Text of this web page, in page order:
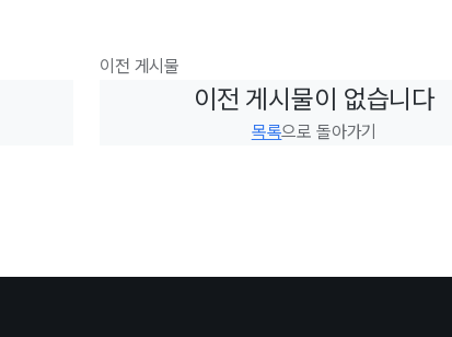
이전 게시물
이전 게시물이 없습니다
목록으로 돌아가기